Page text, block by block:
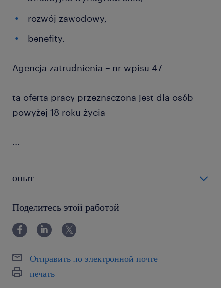
rozwój zawodowy,
benefity.
Agencja zatrudnienia – nr wpisu 47
ta oferta pracy przeznaczona jest dla osób
powyżej 18 roku życia
...
опыт
Поделитесь этой работой
Отправить по электронной почте
печать